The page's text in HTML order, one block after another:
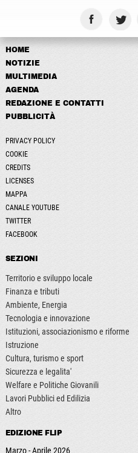
HOME
NOTIZIE
MULTIMEDIA
AGENDA
REDAZIONE E CONTATTI
PUBBLICITÀ
PRIVACY POLICY
COOKIE
CREDITS
LICENSES
MAPPA
CANALE YOUTUBE
TWITTER
FACEBOOK
SEZIONI
Territorio e sviluppo locale
Finanza e tributi
Ambiente, Energia
Tecnologia e innovazione
Istituzioni, associazionismo e riforme
Istruzione
Cultura, turismo e sport
Sicurezza e legalita'
Welfare e Politiche Giovanili
Lavori Pubblici ed Edilizia
Altro
EDIZIONE FLIP
Marzo - Aprile 2026